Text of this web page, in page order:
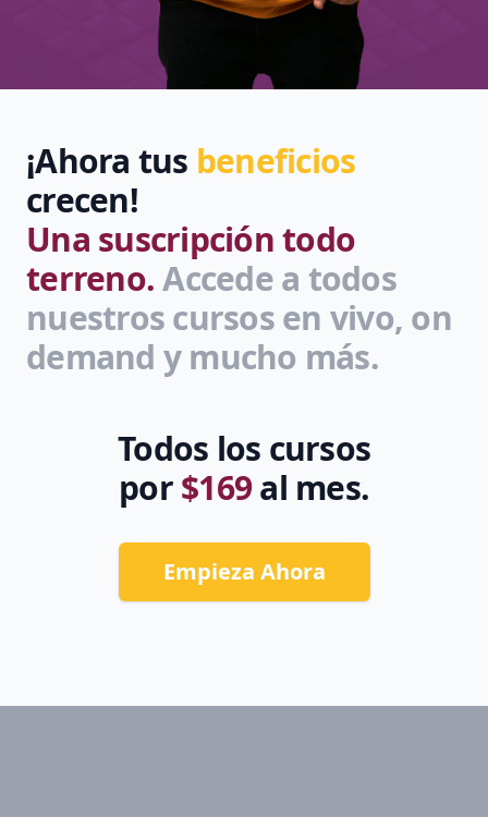
¡Ahora tus beneficios
crecen!
Una suscripción todo
terreno.Accede a todos
nuestros cursos en vivo, on
demand y mucho más.
Todos los cursos
por$169al mes.
Empieza Ahora